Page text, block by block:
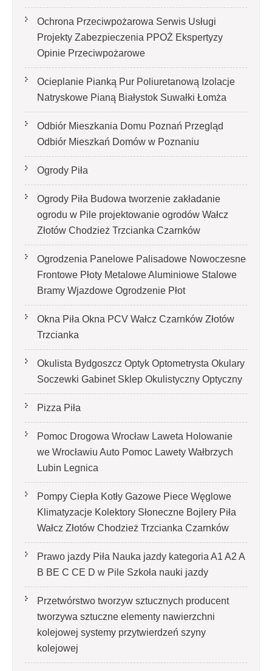
Ochrona Przeciwpożarowa Serwis Usługi
Projekty Zabezpieczenia PPOŻ Ekspertyzy
Opinie Przeciwpożarowe
Ocieplanie Pianką Pur Poliuretanową Izolacje
Natryskowe Pianą Białystok Suwałki Łomża
Odbiór Mieszkania Domu Poznań Przegląd
Odbiór Mieszkań Domów w Poznaniu
Ogrody Piła
Ogrody Piła Budowa tworzenie zakładanie
ogrodu w Pile projektowanie ogrodów Wałcz
Złotów Chodzież Trzcianka Czarnków
Ogrodzenia Panelowe Palisadowe Nowoczesne
Frontowe Płoty Metalowe Aluminiowe Stalowe
Bramy Wjazdowe Ogrodzenie Płot
Okna Piła Okna PCV Wałcz Czarnków Złotów
Trzcianka
Okulista Bydgoszcz Optyk Optometrysta Okulary
Soczewki Gabinet Sklep Okulistyczny Optyczny
Pizza Piła
Pomoc Drogowa Wrocław Laweta Holowanie
we Wrocławiu Auto Pomoc Lawety Wałbrzych
Lubin Legnica
Pompy Ciepła Kotły Gazowe Piece Węglowe
Klimatyzacje Kolektory Słoneczne Bojlery Piła
Wałcz Złotów Chodzież Trzcianka Czarnków
Prawo jazdy Piła Nauka jazdy kategoria A1 A2 A
B BE C CE D‎ w Pile Szkoła nauki jazdy
Przetwórstwo tworzyw sztucznych producent
tworzywa sztuczne elementy nawierzchni
kolejowej systemy przytwierdzeń szyny
kolejowej